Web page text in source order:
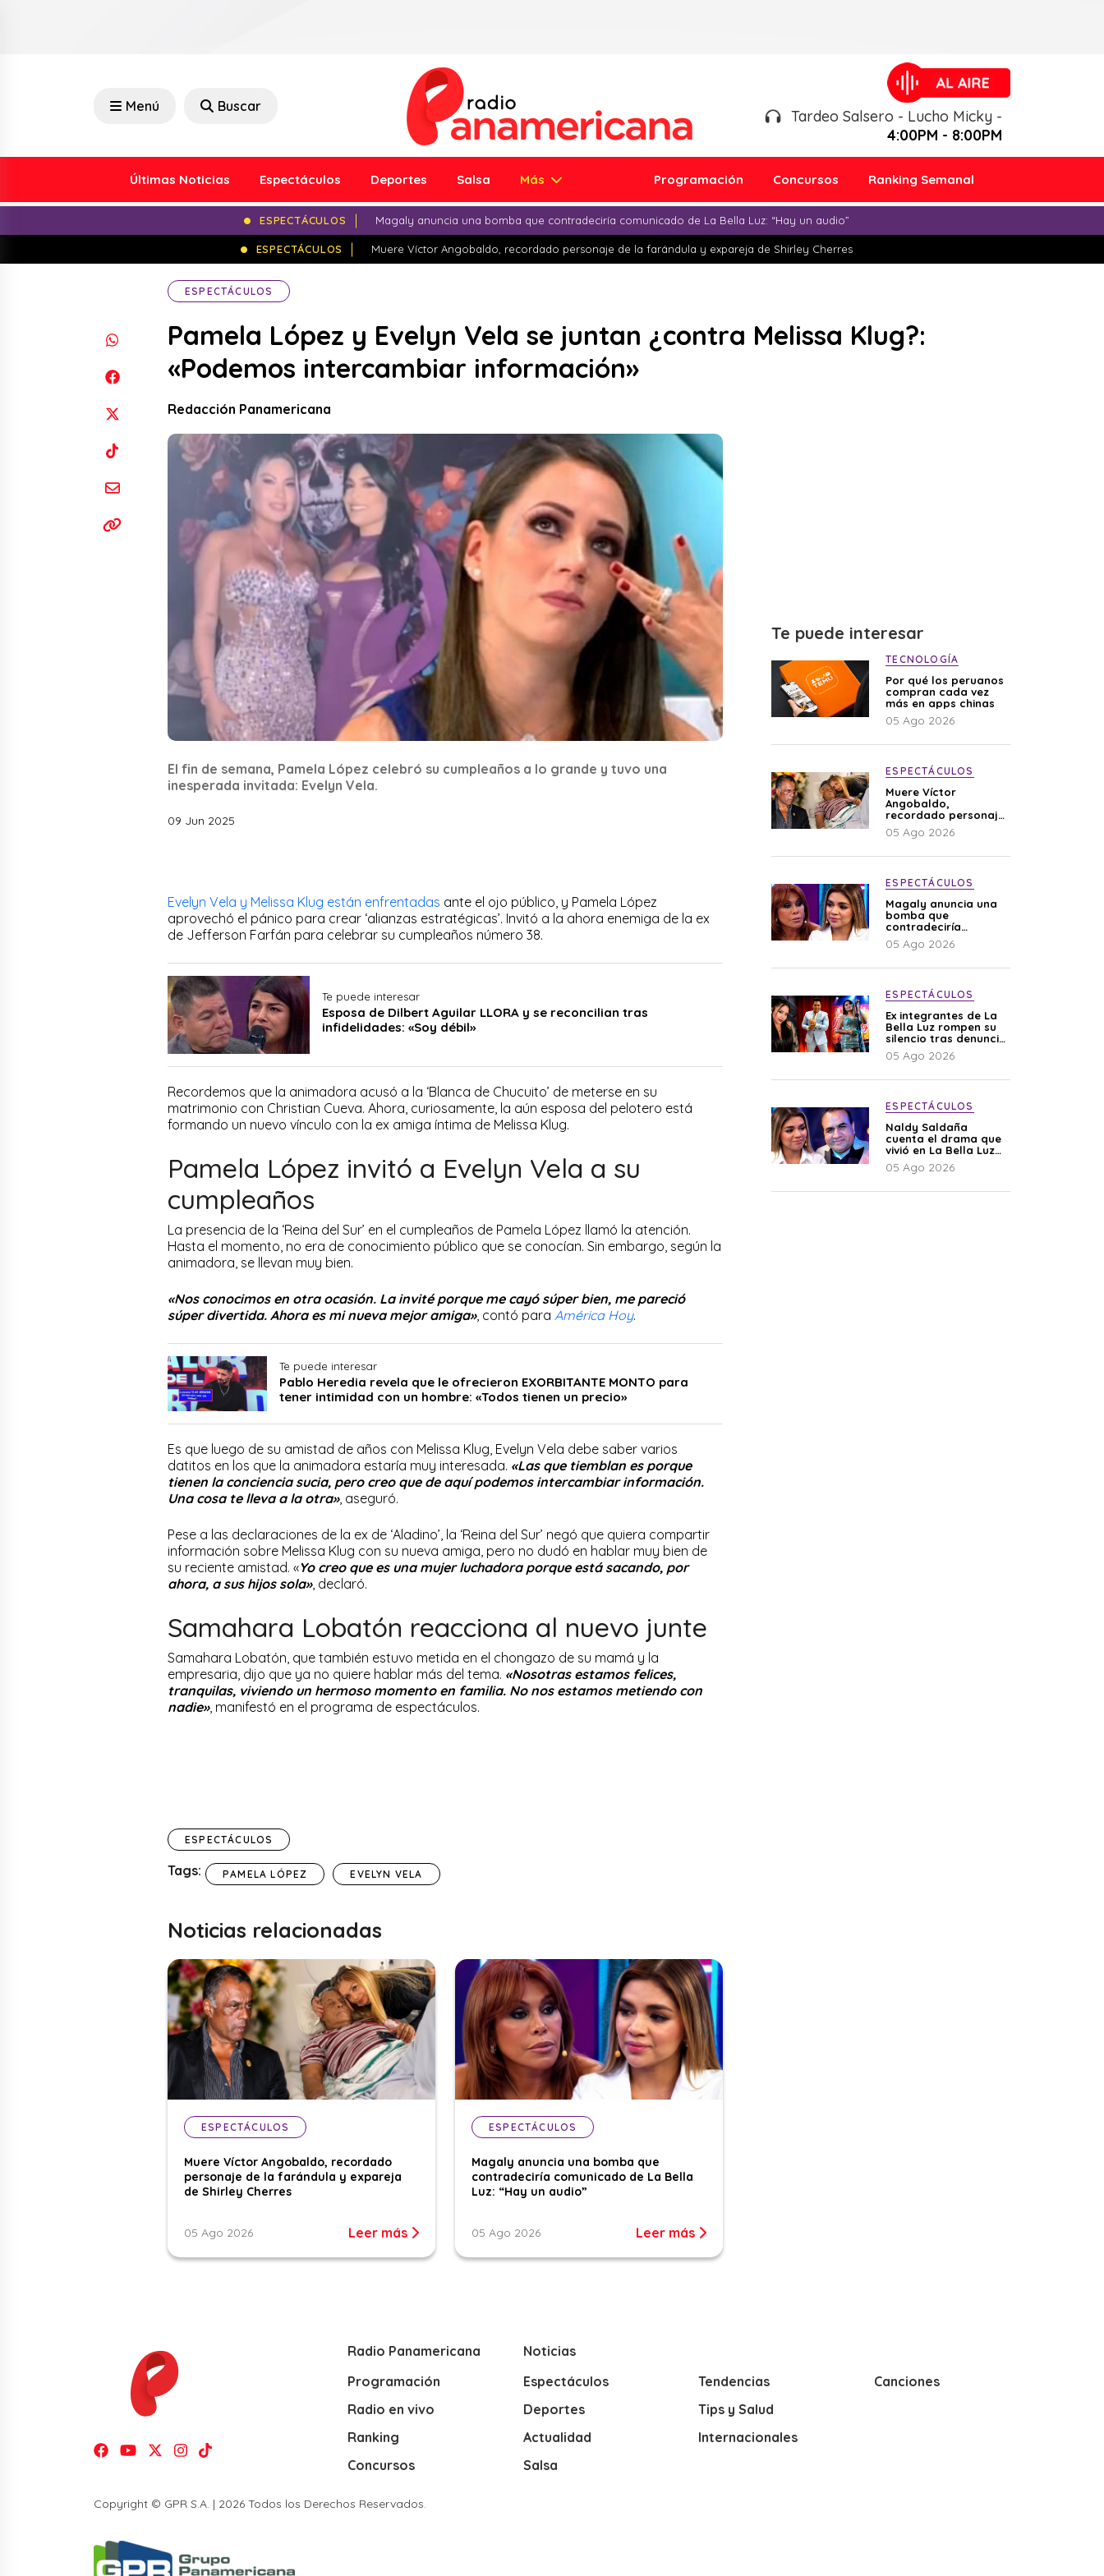
Menú Buscar
Tardeo Salsero - Lucho Micky -
4:00PM - 8:00PM
Últimas Noticias Espectáculos Deportes Salsa Más Programación Concursos Ranking Semanal
ESPECTÁCULOS Magaly anuncia una bomba que contradeciría comunicado de La Bella Luz: “Hay un audio”
ESPECTÁCULOS Muere Víctor Angobaldo, recordado personaje de la farándula y expareja de Shirley Cherres
ESPECTÁCULOS
Pamela López y Evelyn Vela se juntan ¿contra Melissa Klug?:
«Podemos intercambiar información»
Redacción Panamericana
El fin de semana, Pamela López celebró su cumpleaños a lo grande y tuvo una
inesperada invitada: Evelyn Vela.
09 Jun 2025
Evelyn Vela y Melissa Klug están enfrentadas ante el ojo público, y Pamela López
aprovechó el pánico para crear ‘alianzas estratégicas’. Invitó a la ahora enemiga de la ex
de Jefferson Farfán para celebrar su cumpleaños número 38.
Te puede interesar
Esposa de Dilbert Aguilar LLORA y se reconcilian tras
infidelidades: «Soy débil»
Recordemos que la animadora acusó a la ‘Blanca de Chucuito’ de meterse en su
matrimonio con Christian Cueva. Ahora, curiosamente, la aún esposa del pelotero está
formando un nuevo vínculo con la ex amiga íntima de Melissa Klug.
Pamela López invitó a Evelyn Vela a su
cumpleaños
La presencia de la ‘Reina del Sur’ en el cumpleaños de Pamela López llamó la atención.
Hasta el momento, no era de conocimiento público que se conocían. Sin embargo, según la
animadora, se llevan muy bien.
«Nos conocimos en otra ocasión. La invité porque me cayó súper bien, me pareció
súper divertida. Ahora es mi nueva mejor amiga», contó para América Hoy.
Te puede interesar
Pablo Heredia revela que le ofrecieron EXORBITANTE MONTO para
tener intimidad con un hombre: «Todos tienen un precio»
Es que luego de su amistad de años con Melissa Klug, Evelyn Vela debe saber varios
datitos en los que la animadora estaría muy interesada. «Las que tiemblan es porque
tienen la conciencia sucia, pero creo que de aquí podemos intercambiar información.
Una cosa te lleva a la otra», aseguró.
Pese a las declaraciones de la ex de ‘Aladino’, la ‘Reina del Sur’ negó que quiera compartir
información sobre Melissa Klug con su nueva amiga, pero no dudó en hablar muy bien de
su reciente amistad. «Yo creo que es una mujer luchadora porque está sacando, por
ahora, a sus hijos sola», declaró.
Samahara Lobatón reacciona al nuevo junte
Samahara Lobatón, que también estuvo metida en el chongazo de su mamá y la
empresaria, dijo que ya no quiere hablar más del tema. «Nosotras estamos felices,
tranquilas, viviendo un hermoso momento en familia. No nos estamos metiendo con
nadie», manifestó en el programa de espectáculos.
ESPECTÁCULOS
Tags: PAMELA LÓPEZ EVELYN VELA
Noticias relacionadas
ESPECTÁCULOS
Muere Víctor Angobaldo, recordado
personaje de la farándula y expareja
de Shirley Cherres
05 Ago 2026 Leer más
ESPECTÁCULOS
Magaly anuncia una bomba que
contradeciría comunicado de La Bella
Luz: “Hay un audio”
05 Ago 2026 Leer más
Te puede interesar
TECNOLOGÍA
Por qué los peruanos
compran cada vez
más en apps chinas
05 Ago 2026
ESPECTÁCULOS
Muere Víctor
Angobaldo,
recordado personaje
de la farándula y
expareja de Shirley
05 Ago 2026
ESPECTÁCULOS
Magaly anuncia una
bomba que
contradeciría
comunicado de La
Bella Luz: “Hay un
05 Ago 2026
ESPECTÁCULOS
Ex integrantes de La
Bella Luz rompen su
silencio tras denuncia
de Naldy: “Todo el
mundo lo sabía”
05 Ago 2026
ESPECTÁCULOS
Naldy Saldaña
cuenta el drama que
vivió en La Bella Luz
tras denuncia al
director musical: “No
05 Ago 2026
Radio Panamericana
Programación
Radio en vivo
Ranking
Concursos
Noticias
Espectáculos
Deportes
Actualidad
Salsa
Tendencias
Tips y Salud
Internacionales
Canciones
Copyright © GPR S.A. | 2026 Todos los Derechos Reservados.